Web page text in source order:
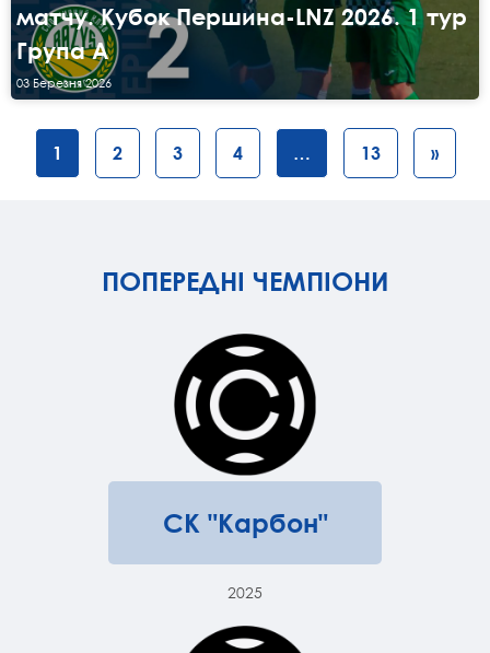
матчу. Кубок Першина-LNZ 2026. 1 тур
Група А
03 Березня 2026
1 2 3 4 … 13 »
ПОПЕРЕДНІ ЧЕМПІОНИ
СК "Карбон"
2025